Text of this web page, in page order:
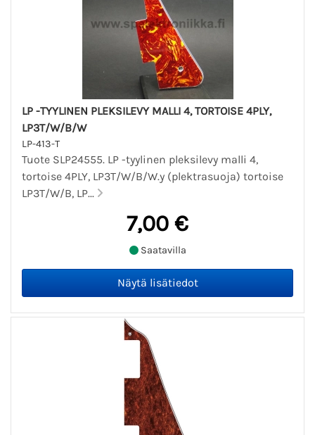
LP -TYYLINEN PLEKSILEVY MALLI 4, TORTOISE 4PLY,
LP3T/W/B/W
LP-413-T
Tuote SLP24555. LP -tyylinen pleksilevy malli 4,
tortoise 4PLY, LP3T/W/B/W.y (plektrasuoja) tortoise
LP3T/W/B, LP...
7,00 €
Saatavilla